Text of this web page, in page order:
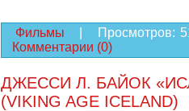
Фильмы Просмотров:
Комментарии (0)
ДЖЕССИ Л. БАЙОК
(VIKING AGE ICELAND)